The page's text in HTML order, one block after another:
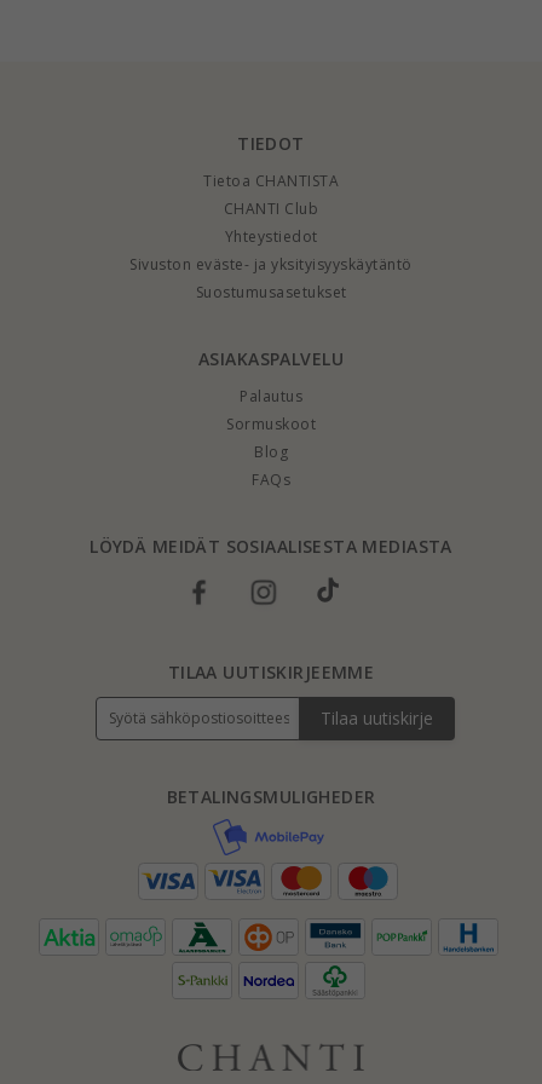
TIEDOT
Tietoa CHANTISTA
CHANTI Club
Yhteystiedot
Sivuston eväste- ja yksityisyyskäytäntö
Suostumusasetukset
ASIAKASPALVELU
Palautus
Sormuskoot
Blog
FAQs
LÖYDÄ MEIDÄT SOSIAALISESTA MEDIASTA
BETALINGSMULIGHEDER
TILAA UUTISKIRJEEMME
Tilaa uutiskirje